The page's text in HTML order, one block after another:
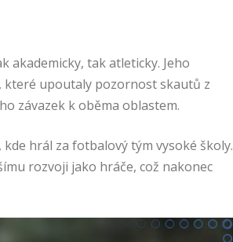
tak atleticky. Jeho
které upoutaly pozornost skautů z
závazek k oběma oblastem.
hrál za fotbalový tým vysoké školy.
rozvoji jako hráče, což nakonec